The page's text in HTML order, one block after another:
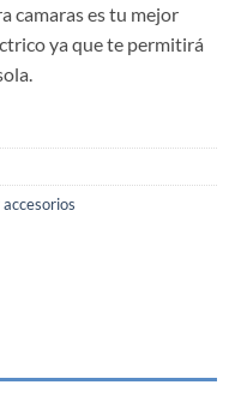
camaras es tu mejor
ya que te permitirá